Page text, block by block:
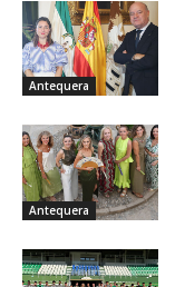
Antequera
Antequera